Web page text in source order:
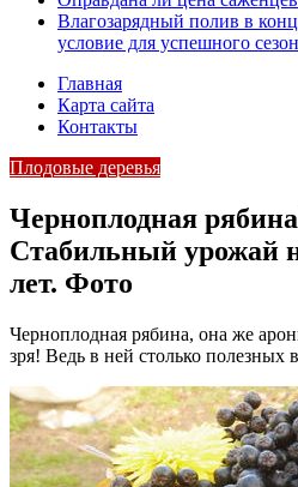
Влагозарядный полив в
условие для успешного
Главная
Карта сайта
Контакты
Плодовые деревья
Черноплодная
Стабильный урожай
лет. Фото
Черноплодная рябина, она же
зря! Ведь в ней столько полезных